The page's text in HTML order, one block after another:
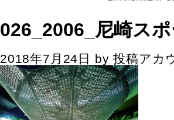
026_2006_尼崎ス
2018年7月24日 by投稿アカ